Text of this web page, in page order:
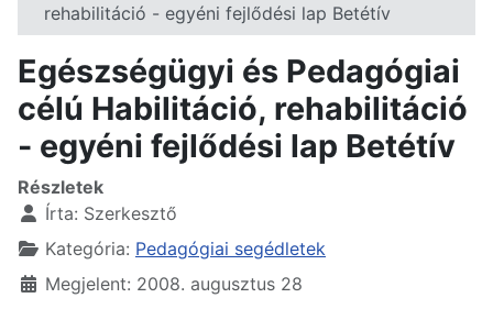
rehabilitáció - egyéni fejlődési lap Betétív
Egészségügyi és Pedagógiai
célú Habilitáció, rehabilitáció
- egyéni fejlődési lap Betétív
Részletek
Írta: Szerkesztő
Kategória: Pedagógiai segédletek
Megjelent: 2008. augusztus 28